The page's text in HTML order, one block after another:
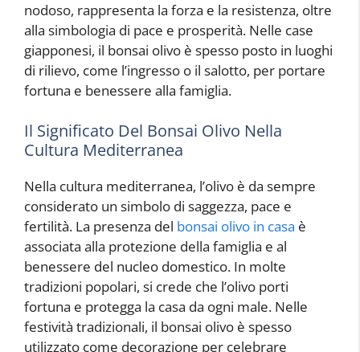
nodoso, rappresenta la forza e la resistenza, oltre
alla simbologia di pace e prosperità. Nelle case
giapponesi, il bonsai olivo è spesso posto in luoghi
di rilievo, come l’ingresso o il salotto, per portare
fortuna e benessere alla famiglia.
Il Significato Del Bonsai Olivo Nella
Cultura Mediterranea
Nella cultura mediterranea, l’olivo è da sempre
considerato un simbolo di saggezza, pace e
fertilità. La presenza del bonsai olivo in casa è
associata alla protezione della famiglia e al
benessere del nucleo domestico. In molte
tradizioni popolari, si crede che l’olivo porti
fortuna e protegga la casa da ogni male. Nelle
festività tradizionali, il bonsai olivo è spesso
utilizzato come decorazione per celebrare